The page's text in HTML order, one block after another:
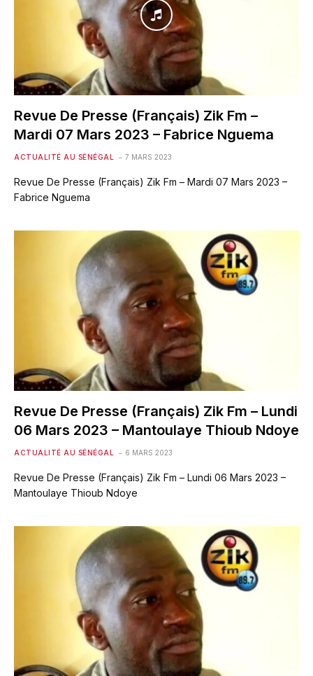
Revue De Presse (Français) Zik Fm –
Mardi 07 Mars 2023 – Fabrice Nguema
ACTUALITÉ AU SÉNÉGAL 7 MARS 2023
Revue De Presse (Français) Zik Fm – Mardi 07 Mars 2023 –
Fabrice Nguema
Revue De Presse (Français) Zik Fm – Lundi
06 Mars 2023 – Mantoulaye Thioub Ndoye
ACTUALITÉ AU SÉNÉGAL 6 MARS 2023
Revue De Presse (Français) Zik Fm – Lundi 06 Mars 2023 –
Mantoulaye Thioub Ndoye